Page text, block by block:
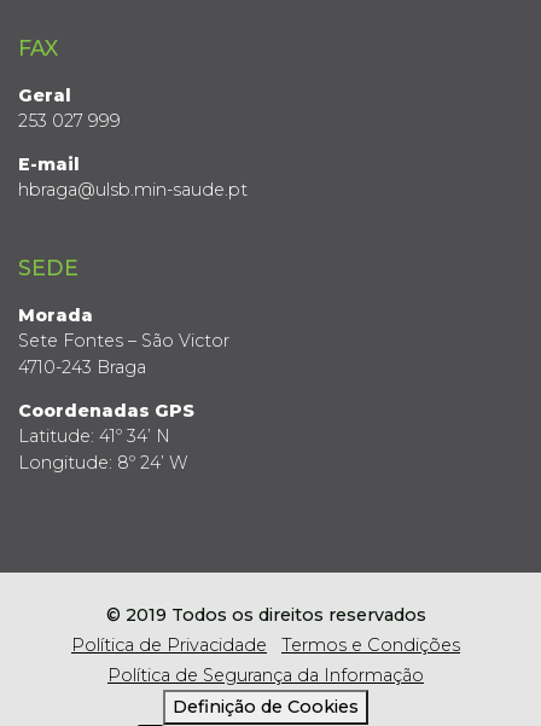
FAX
Geral
253 027 999
E-mail
hbraga@ulsb.min-saude.pt
SEDE
Morada
Sete Fontes – São Victor
4710-243 Braga
Coordenadas GPS
Latitude: 41º 34’ N
Longitude: 8º 24’ W
© 2019 Todos os direitos reservados
Política de Privacidade
Termos e Condições
Política de Segurança da Informação
Definição de Cookies